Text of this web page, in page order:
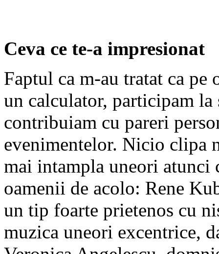
Ceva ce te-a impresionat
Faptul ca m-au tratat ca pe
un calculator, participam
contribuiam cu pareri
evenimentelor. Nicio clipa
mai intampla uneori
oamenii de acolo: Rene
un tip foarte prietenos cu
muzica uneori excentrice,